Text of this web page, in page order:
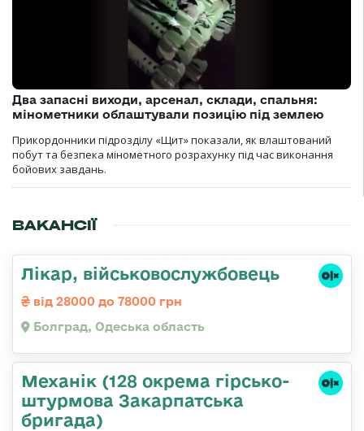
Два запасні виходи, арсенал, склади, спальня:
мінометники облаштували позицію під землею
Прикордонники підрозділу «Щит» показали, як влаштований
побут та безпека мінометного розрахунку під час виконання
бойових завдань.
ВАКАНСІЇ
Лікар, військовослужбовець
від 28000 до 78000 грн
Болград, Одеська область
Механік (128 окрема гірсько-
штурмова Закарпатська
бригада)